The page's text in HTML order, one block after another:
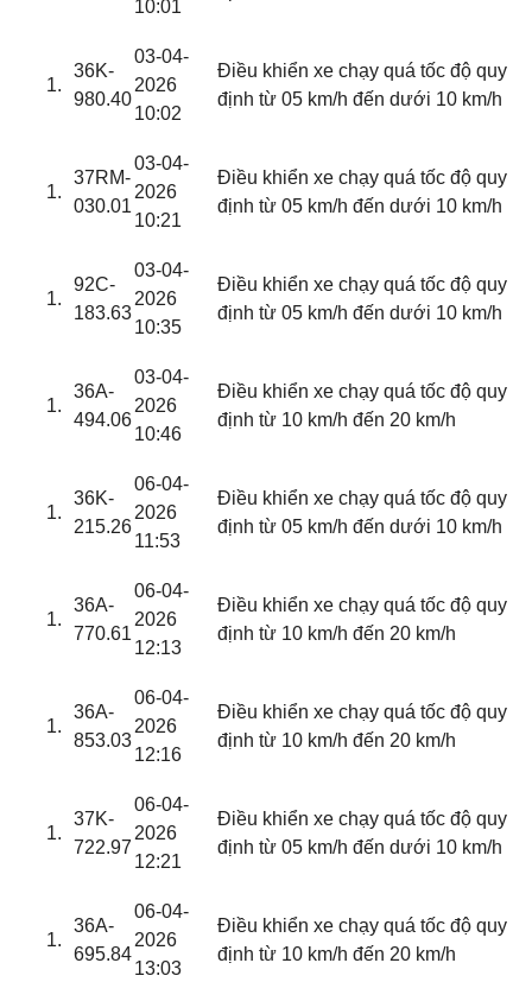
10:01
36K-
980.40
03-04-
2026
10:02
Điều khiển xe chạy quá tốc độ quy
định từ 05 km/h đến dưới 10 km/h
37RM-
030.01
03-04-
2026
10:21
Điều khiển xe chạy quá tốc độ quy
định từ 05 km/h đến dưới 10 km/h
92C-
183.63
03-04-
2026
10:35
Điều khiển xe chạy quá tốc độ quy
định từ 05 km/h đến dưới 10 km/h
36A-
494.06
03-04-
2026
10:46
Điều khiển xe chạy quá tốc độ quy
định từ 10 km/h đến 20 km/h
36K-
215.26
06-04-
2026
11:53
Điều khiển xe chạy quá tốc độ quy
định từ 05 km/h đến dưới 10 km/h
36A-
770.61
06-04-
2026
12:13
Điều khiển xe chạy quá tốc độ quy
định từ 10 km/h đến 20 km/h
36A-
853.03
06-04-
2026
12:16
Điều khiển xe chạy quá tốc độ quy
định từ 10 km/h đến 20 km/h
37K-
722.97
06-04-
2026
12:21
Điều khiển xe chạy quá tốc độ quy
định từ 05 km/h đến dưới 10 km/h
36A-
695.84
06-04-
2026
13:03
Điều khiển xe chạy quá tốc độ quy
định từ 10 km/h đến 20 km/h